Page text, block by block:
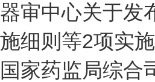
器审中心关于发
施细则等2项实
国家药监局综合